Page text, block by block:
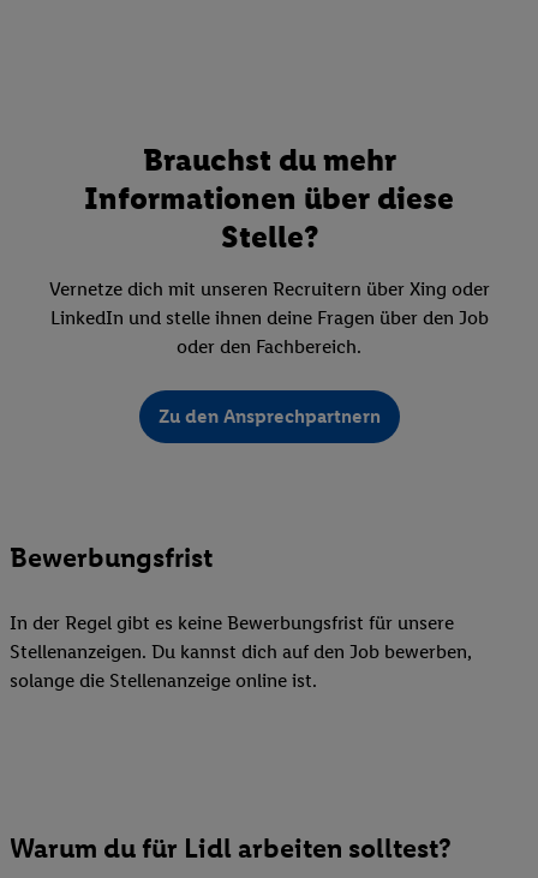
Brauchst du mehr
Informationen über diese
Stelle?
Vernetze dich mit unseren Recruitern über Xing oder
LinkedIn und stelle ihnen deine Fragen über den Job
oder den Fachbereich.
Zu den Ansprechpartnern
Bewerbungsfrist
In der Regel gibt es keine Bewerbungsfrist für unsere
Stellenanzeigen. Du kannst dich auf den Job bewerben,
solange die Stellenanzeige online ist.
Warum du für Lidl arbeiten solltest?